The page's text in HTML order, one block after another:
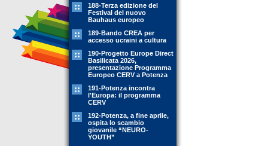
188-Terza edizione del
Festival del nuovo
Bauhaus europeo
189-Bando CREA per
accesso ucraini a cultura
190-Progetto Europe Direct
Basilicata 2026,
presentazione Programma
Europeo CERV a Potenza
191-Potenza incontra
l'Europa: il programma
CERV
192-Potenza, a fine aprile,
ospita lo scambio
giovanile “NEURO-
YOUTH”